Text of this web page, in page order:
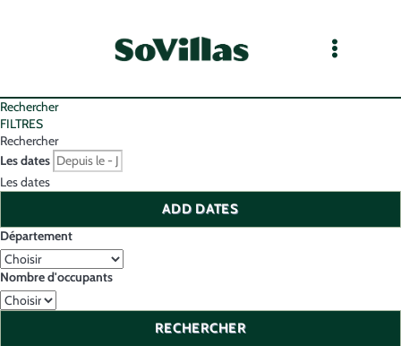
Rechercher
FILTRES
Rechercher
Les dates
Les dates
ADD DATES
Département
Nombre d'occupants
RECHERCHER